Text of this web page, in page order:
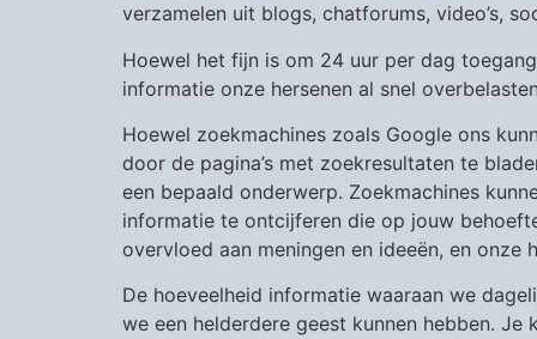
verzamelen uit blogs, chatforums, video’s,
Hoewel het fijn is om 24 uur per dag
informatie onze hersenen al snel
Hoewel zoekmachines zoals Google ons
door de pagina’s met zoekresultaten te
een bepaald onderwerp. Zoekmachines
informatie te ontcijferen die op jouw
overvloed aan meningen en ideeën, en onze
De hoeveelheid informatie waaraan we
we een helderdere geest kunnen hebben.